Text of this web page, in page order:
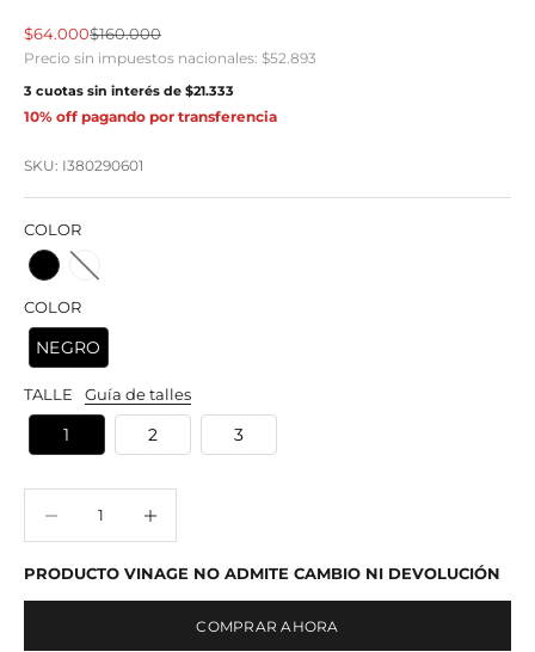
Precio de oferta
$64.000Precio normal
$160.000
Precio sin impuestos nacionales: $52.893
3 cuotas sin interés de $21.333
10% off pagando por transferencia
SKU: I380290601
COLOR
COLOR
NEGRO
TALLE Guía de talles
1 2 3
PRODUCTO VINAGE NO ADMITE CAMBIO NI DEVOLUCIÓN
COMPRAR AHORA